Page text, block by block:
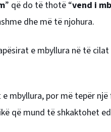
” që do të thotë “vend i
dhe më të njohura.
e mbyllura në të
mbyllura, por më tepër
që mund të shkaktohet